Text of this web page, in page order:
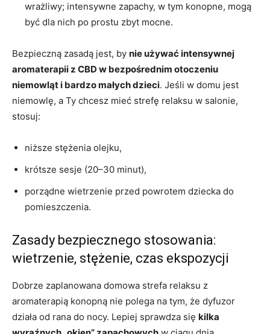
wrażliwy; intensywne zapachy, w tym konopne, mogą
być dla nich po prostu zbyt mocne.
Bezpieczną zasadą jest, by nie używać intensywnej
aromaterapii z CBD w bezpośrednim otoczeniu
niemowląt i bardzo małych dzieci. Jeśli w domu jest
niemowlę, a Ty chcesz mieć strefę relaksu w salonie,
stosuj:
niższe stężenia olejku,
krótsze sesje (20–30 minut),
porządne wietrzenie przed powrotem dziecka do
pomieszczenia.
Zasady bezpiecznego stosowania:
wietrzenie, stężenie, czas ekspozycji
Dobrze zaplanowana domowa strefa relaksu z
aromaterapią konopną nie polega na tym, że dyfuzor
działa od rana do nocy. Lepiej sprawdza się kilka